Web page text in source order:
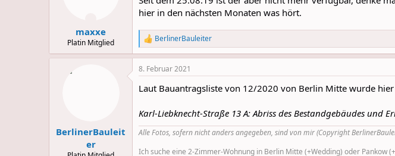
n
s
:
maxxe
Platin Mitglied
hier in den nächsten Monaten was hört.
R
e
a
c
i
n
s
:
BerlinerBauleiter
BerlinerBauleit
er
8. Februar 2021
Laut Bauantragsliste von 12/2020 von Berlin Mitte wurde
Karl-Liebknecht-Straße 13 A: Abriss des Bestandgebäudes und
Alle Fotos, sofern nicht anders angegeben, sind von mir (Copyright
Ich suche eine 2-Zimmer-Wohnung in Berlin Mitte (+Wedding) oder